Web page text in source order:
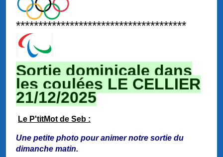
**************************************
Sortie dominicale dans
les coulées LE CELLIER
21/12/2025
Le P'titMot de Seb :
Une petite photo pour animer notre sortie du
dimanche matin.